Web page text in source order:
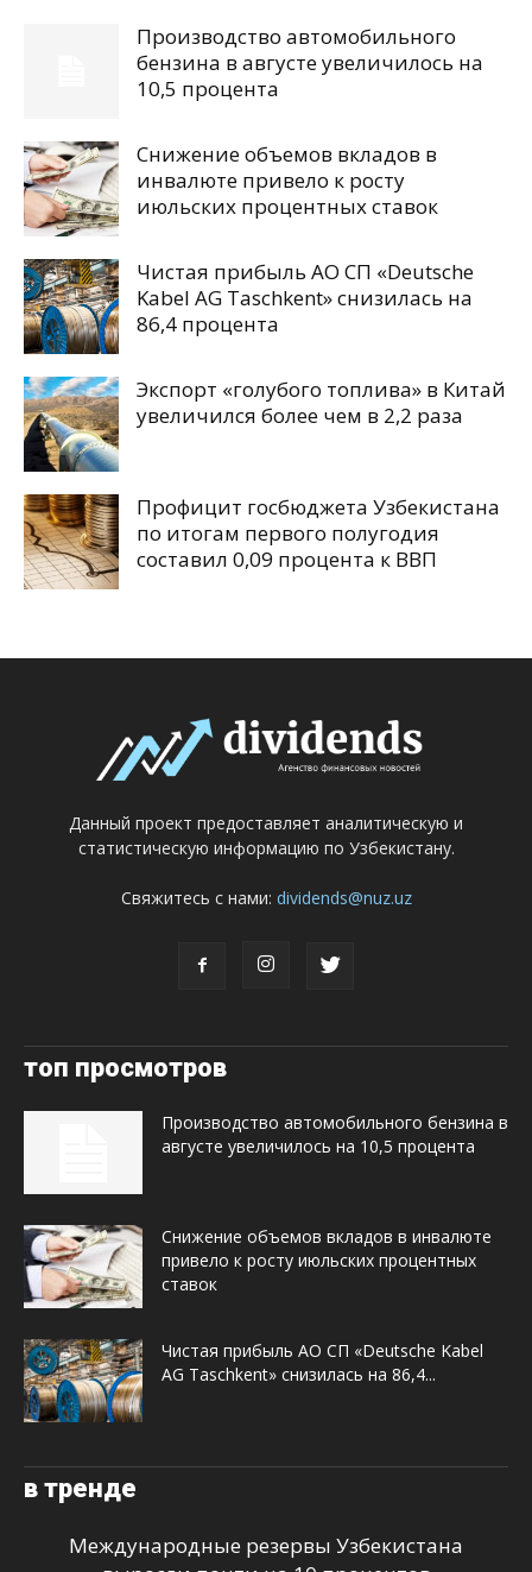
Производство автомобильного
бензина в августе увеличилось на
10,5 процента
Снижение объемов вкладов в
инвалюте привело к росту
июльских процентных ставок
Чистая прибыль АО СП «Deutsche
Kabel AG Taschkent» снизилась на
86,4 процента
Экспорт «голубого топлива» в Китай
увеличился более чем в 2,2 раза
Профицит госбюджета Узбекистана
по итогам первого полугодия
составил 0,09 процента к ВВП
Данный проект предоставляет аналитическую и
статистическую информацию по Узбекистану.
Свяжитесь с нами: dividends@nuz.uz
топ просмотров
Производство автомобильного бензина в
августе увеличилось на 10,5 процента
Снижение объемов вкладов в инвалюте
привело к росту июльских процентных
ставок
Чистая прибыль АО СП «Deutsche Kabel
AG Taschkent» снизилась на 86,4...
в тренде
Международные резервы Узбекистана